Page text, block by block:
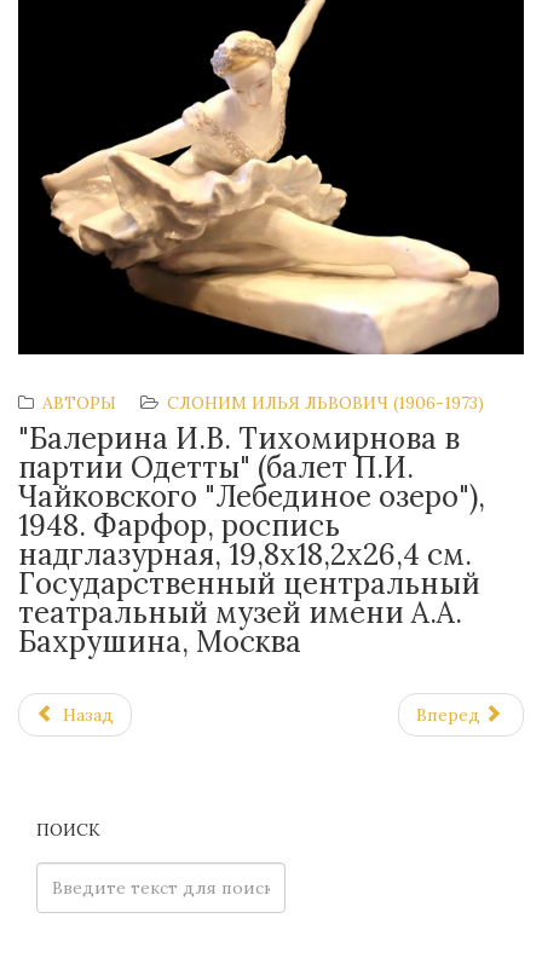
АВТОРЫ СЛОНИМ ИЛЬЯ ЛЬВОВИЧ (1906-1973)
"Балерина И.В. Тихомирнова в
партии Одетты" (балет П.И.
Чайковского "Лебединое озеро"),
1948. Фарфор, роспись
надглазурная, 19,8х18,2х26,4 см.
Государственный центральный
театральный музей имени А.А.
Бахрушина, Москва
Назад Вперед
ПОИСК